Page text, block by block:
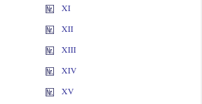
XI
XII
XIII
XIV
XV